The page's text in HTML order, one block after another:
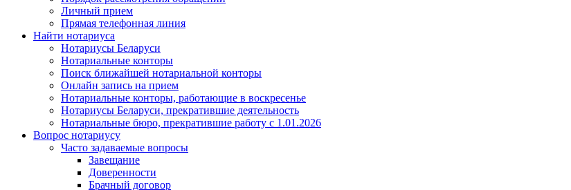
Личный прием
Прямая телефонная линия
Найти нотариуса
Нотариусы Беларуси
Нотариальные конторы
Поиск ближайшей нотариальной конторы
Онлайн запись на прием
Нотариальные конторы, работающие в воскресенье
Нотариусы Беларуси, прекратившие деятельность
Нотариальные бюро, прекратившие работу с 1.01.2026
Вопрос нотариусу
Часто задаваемые вопросы
Завещание
Доверенности
Брачный договор